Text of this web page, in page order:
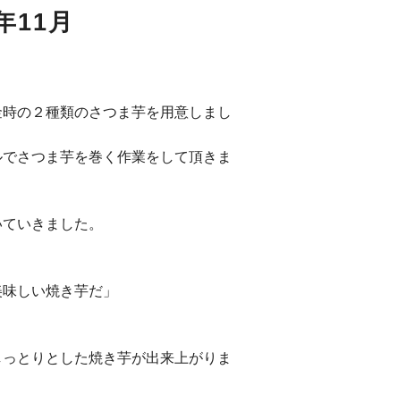
11月
の２種類のさつま芋を用意しまし
さつま芋を巻く作業をして頂きま
いきました。
しい焼き芋だ」
とりとした焼き芋が出来上がりま